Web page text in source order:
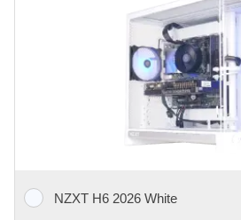
NZXT H6 2026 White